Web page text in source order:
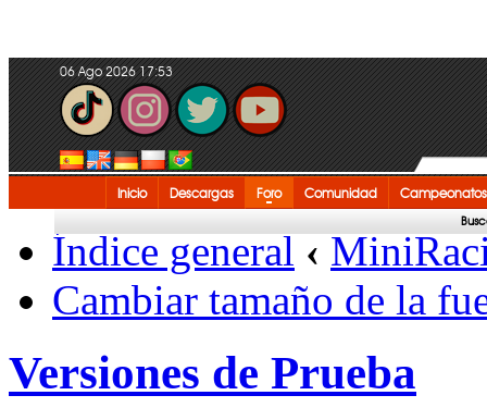
06 Ago 2026 17:53
Inicio Descargas Foro Comunidad Campeonatos
Índice general ‹
Cambiar tamaño de la
Versiones de Prueba